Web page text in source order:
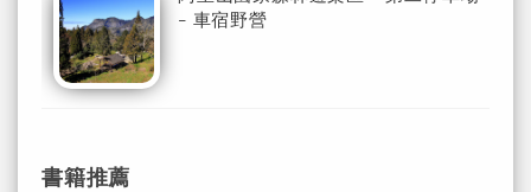
- 車宿野營
書籍推薦